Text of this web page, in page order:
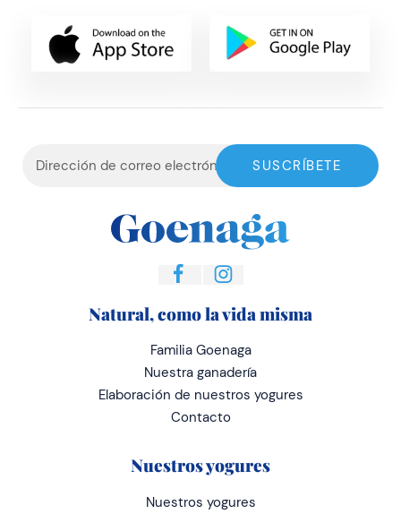
Natural, como la vida misma
Familia Goenaga
Nuestra ganadería
Elaboración de nuestros yogures
Contacto
Nuestros yogures
Nuestros yogures